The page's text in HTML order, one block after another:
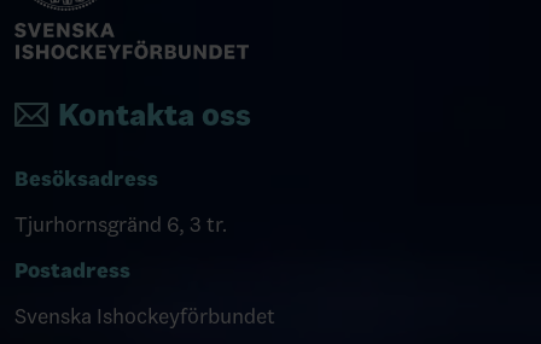
Kontakta oss
Besöksadress
Tjurhornsgränd 6, 3 tr.
Postadress
Svenska Ishockeyförbundet